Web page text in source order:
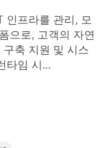
인프라를 관리, 모
으로, 고객의 자연
축 지원 및 시스
타임 시…